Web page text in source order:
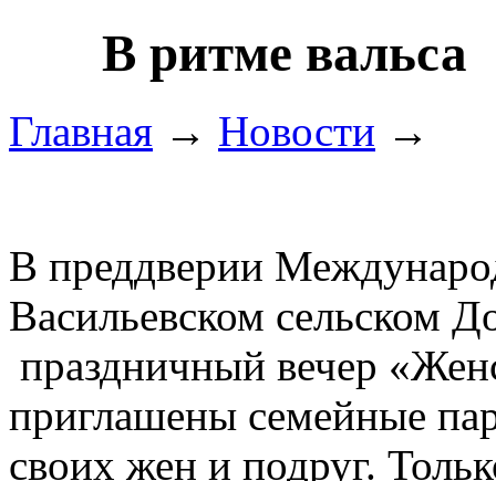
В ритме вальса
Главная → Новости →
В преддверии
Васильевском сельском
праздничный вечер
приглашены семейные
своих жен и подруг.